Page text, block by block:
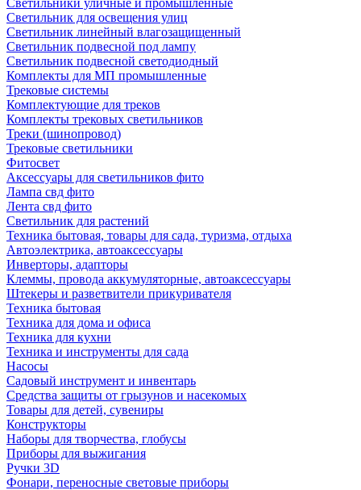
Светильники уличные и промышленные
Светильник для освещения улиц
Светильник линейный влагозащищенный
Светильник подвесной под лампу
Светильник подвесной светодиодный
Комплекты для МП промышленные
Трековые системы
Комплектующие для треков
Комплекты трековых светильников
Треки (шинопровод)
Трековые светильники
Фитосвет
Аксессуары для светильников фито
Лампа свд фито
Лента свд фито
Светильник для растений
Техника бытовая, товары для сада, туризма, отдыха
Автоэлектрика, автоаксессуары
Инверторы, адапторы
Клеммы, провода аккумуляторные, автоаксессуары
Штекеры и разветвители прикуривателя
Техника бытовая
Техника для дома и офиса
Техника для кухни
Техника и инструменты для сада
Насосы
Садовый инструмент и инвентарь
Средства защиты от грызунов и насекомых
Товары для детей, сувениры
Конструкторы
Наборы для творчества, глобусы
Приборы для выжигания
Ручки 3D
Фонари, переносные световые приборы